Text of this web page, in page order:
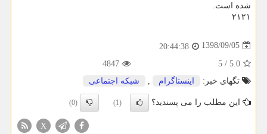
شده است.
۲۱۲۱
1398/09/05
20:44:38
5.0
/
5
4847
تگهای خبر:
اینستاگرام شبكه اجتماعی
این مطلب را می پسندید؟ (1)
(0)
X